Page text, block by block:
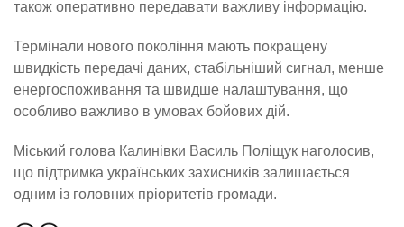
також оперативно передавати важливу інформацію.
Термінали нового покоління мають покращену
швидкість передачі даних, стабільніший сигнал, менше
енергоспоживання та швидше налаштування, що
особливо важливо в умовах бойових дій.
Міський голова Калинівки Василь Поліщук наголосив,
що підтримка українських захисників залишається
одним із головних пріоритетів громади.